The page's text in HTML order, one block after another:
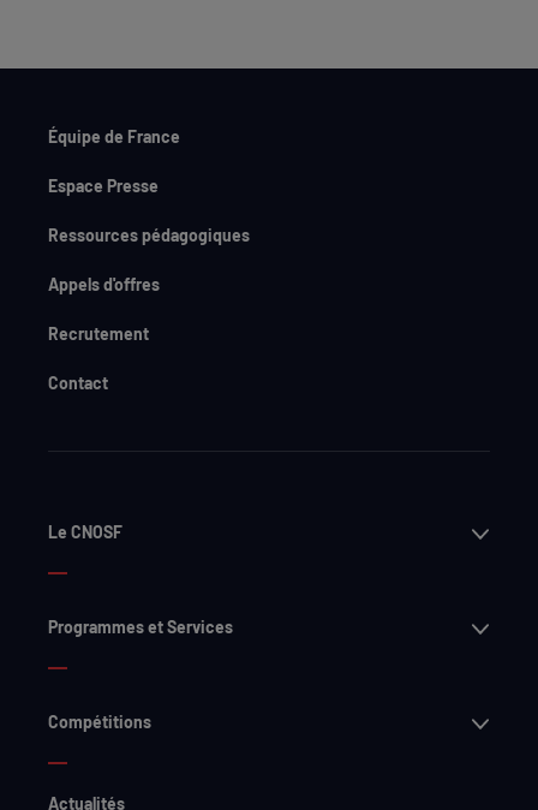
Équipe de France
Espace Presse
Ressources pédagogiques
Appels d'offres
Recrutement
Contact
Le CNOSF
Programmes et Services
Compétitions
Actualités